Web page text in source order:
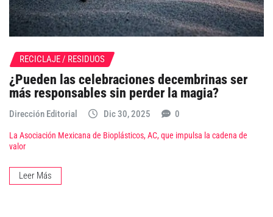
RECICLAJE / RESIDUOS
¿Pueden las celebraciones decembrinas ser
más responsables sin perder la magia?
Dirección Editorial Dic 30, 2025 0
La Asociación Mexicana de Bioplásticos, AC, que impulsa la cadena de
valor
Leer Más